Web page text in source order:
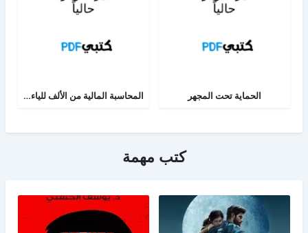
الحماية تحت المجهر المحاسبة المالية من الألف للياء - الجزء الثاني
كتب مهمة